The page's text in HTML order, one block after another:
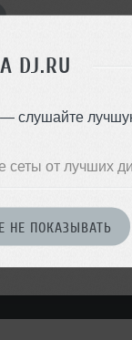
DJ.RU
— слушайте
сеты от лучших
НЕ ПОКАЗЫВАТЬ